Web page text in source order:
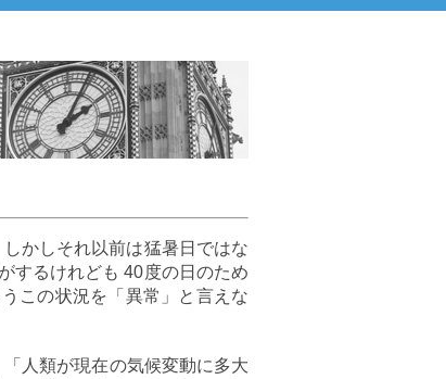
かしそれ以前は猛暑日ではな
するけれども 40度の日のため
この状況を「異常」と言えな
人類が現在の気候変動に多大